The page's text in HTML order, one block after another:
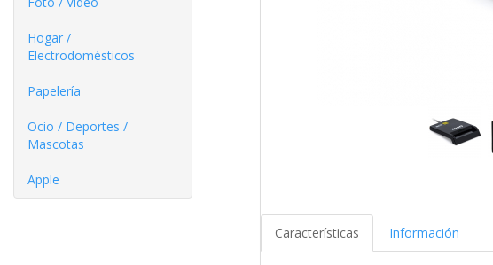
Hogar /
Electrodomésticos
Papelería
Ocio / Deportes /
Mascotas
Apple
Características Información